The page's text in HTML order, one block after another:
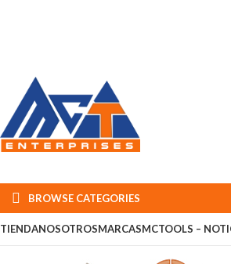
BROWSE CATEGORIES
TIENDANOSOTROSMARCASMCTOOLS –